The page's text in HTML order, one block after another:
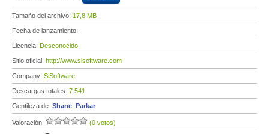
Tamaño del archivo: 17,8 MB
Fecha de lanzamiento:
Licencia: Desconocido
Sitio oficial: http://www.sisoftware.com
Company: SiSoftware
Descargas totales: 7 541
Gentileza de: Shane_Parkar
Valoración: (0 votos)